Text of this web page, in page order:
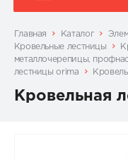
Главная Каталог
Кровельные лестницы
металлочерепицы,
лестницы orima
Кровельная